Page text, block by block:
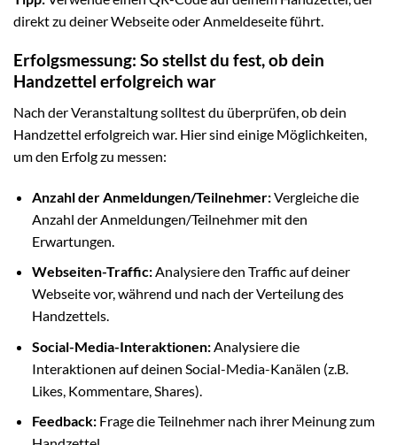
direkt zu deiner Webseite oder Anmeldeseite führt.
Erfolgsmessung: So stellst du fest, ob dein
Handzettel erfolgreich war
Nach der Veranstaltung solltest du überprüfen, ob dein
Handzettel erfolgreich war. Hier sind einige Möglichkeiten,
um den Erfolg zu messen:
Anzahl der Anmeldungen/Teilnehmer:Vergleiche die
Anzahl der Anmeldungen/Teilnehmer mit den
Erwartungen.
Webseiten-Traffic:Analysiere den Traffic auf deiner
Webseite vor, während und nach der Verteilung des
Handzettels.
Social-Media-Interaktionen:Analysiere die
Interaktionen auf deinen Social-Media-Kanälen (z.B.
Likes, Kommentare, Shares).
Feedback:Frage die Teilnehmer nach ihrer Meinung zum